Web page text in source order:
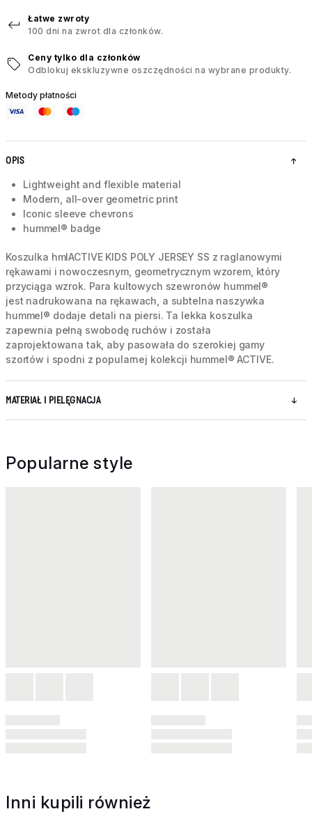
Łatwe zwroty
100 dni na zwrot dla członków.
Ceny tylko dla członków
Odblokuj ekskluzywne oszczędności na wybrane produkty.
Metody płatności
OPIS
Lightweight and flexible material
Modern, all-over geometric print
Iconic sleeve chevrons
hummel® badge
Koszulka hmlACTIVE KIDS POLY JERSEY SS z raglanowymi
rękawami i nowoczesnym, geometrycznym wzorem, który
przyciąga wzrok. Para kultowych szewronów hummel®
jest nadrukowana na rękawach, a subtelna naszywka
hummel® dodaje detali na piersi. Ta lekka koszulka
zapewnia pełną swobodę ruchów i została
zaprojektowana tak, aby pasowała do szerokiej gamy
szortów i spodni z popularnej kolekcji hummel® ACTIVE.
MATERIAŁ I PIELĘGNACJA
Popularne style
Inni kupili również